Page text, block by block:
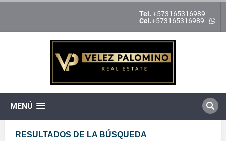
Tel. +573165316989
Cel.+573165316989 -
MENÚ
RESULTADOS DE LA BÚSQUEDA